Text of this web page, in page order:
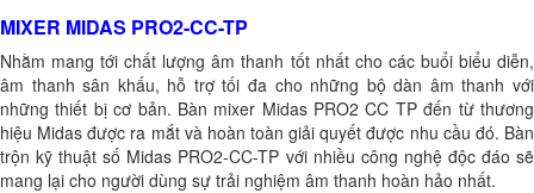
MIXER MIDAS PRO2-CC-TP
Nhằm mang tới chất lượng âm thanh tốt nhất cho các buổi biểu diễn,
âm thanh sân khấu, hỗ trợ tối đa cho những bộ dàn âm thanh với
những thiết bị cơ bản. Bàn mixer Midas PRO2 CC TP đến từ thương
hiệu Midas được ra mắt và hoàn toàn giải quyết được nhu cầu đó. Bàn
trộn kỹ thuật số Midas PRO2-CC-TP với nhiều công nghệ độc đáo sẽ
mang lại cho người dùng sự trải nghiệm âm thanh hoàn hảo nhất.